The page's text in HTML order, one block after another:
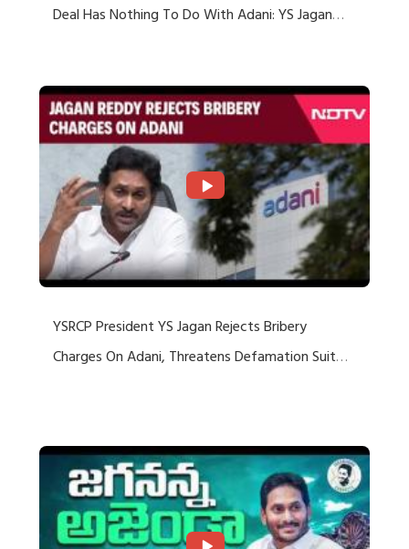
Deal Has Nothing To Do With Adani: YS Jagan
YSRCP President YS Jagan Rejects Bribery
Charges On Adani, Threatens Defamation Suit